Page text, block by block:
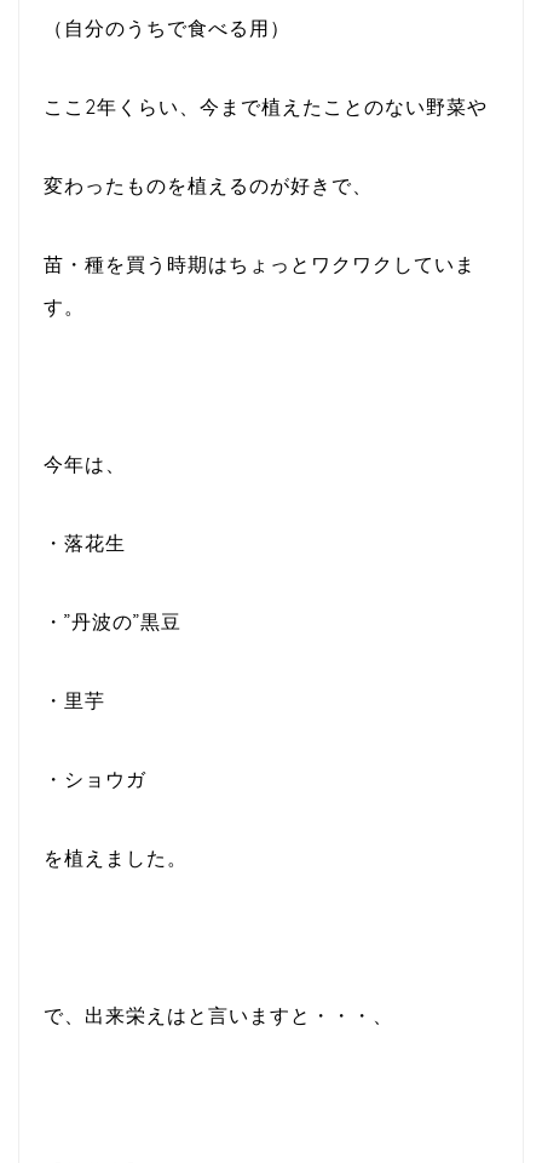
（自分のうちで食べる用）
ここ2年くらい、今まで植えたことのない野菜や
変わったものを植えるのが好きで、
苗・種を買う時期はちょっとワクワクしていま
す。
今年は、
・落花生
・”丹波の”黒豆
・里芋
・ショウガ
を植えました。
で、出来栄えはと言いますと・・・、